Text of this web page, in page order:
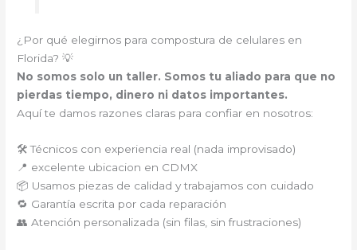
¿Por qué elegirnos para compostura de celulares en
Florida? 💡
No somos solo un taller. Somos tu aliado para que no
pierdas tiempo, dinero ni datos importantes.
Aquí te damos razones claras para confiar en nosotros:
🛠️ Técnicos con experiencia real (nada improvisado)
📍 excelente ubicacion en CDMX
📦 Usamos piezas de calidad y trabajamos con cuidado
🔁 Garantía escrita por cada reparación
👥 Atención personalizada (sin filas, sin frustraciones)